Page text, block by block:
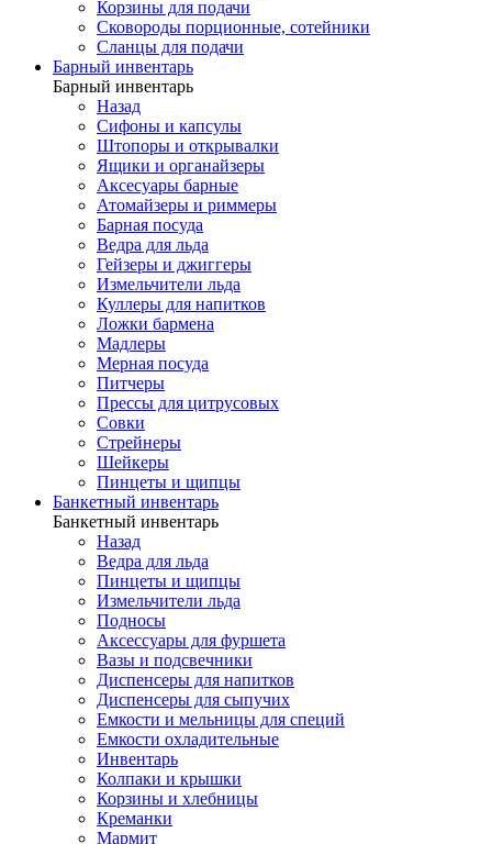
Корзины для подачи
Сковороды порционные, сотейники
Сланцы для подачи
Барный инвентарь
Барный инвентарь
Назад
Сифоны и капсулы
Штопоры и открывалки
Ящики и органайзеры
Аксесуары барные
Атомайзеры и риммеры
Барная посуда
Ведра для льда
Гейзеры и джиггеры
Измельчители льда
Куллеры для напитков
Ложки бармена
Мадлеры
Мерная посуда
Питчеры
Прессы для цитрусовых
Совки
Стрейнеры
Шейкеры
Пинцеты и щипцы
Банкетный инвентарь
Банкетный инвентарь
Назад
Ведра для льда
Пинцеты и щипцы
Измельчители льда
Подносы
Аксессуары для фуршета
Вазы и подсвечники
Диспенсеры для напитков
Диспенсеры для сыпучих
Емкости и мельницы для специй
Емкости охладительные
Инвентарь
Колпаки и крышки
Корзины и хлебницы
Креманки
Мармит